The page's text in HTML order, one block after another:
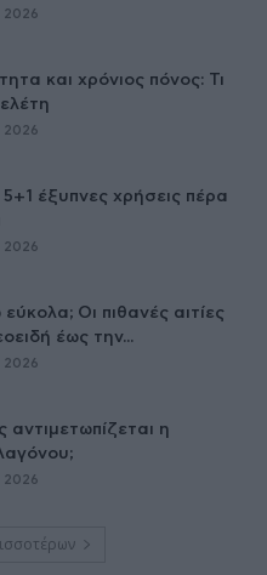
2026
και χρόνιος πόνος: Τι
2026
έξυπνες χρήσεις πέρα
2026
εύκολα; Οι πιθανές αιτίες
έως την...
2026
αντιμετωπίζεται η
2026